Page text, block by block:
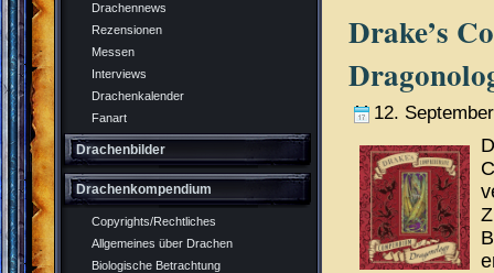
Drachennews
Rezensionen
Messen
Interviews
Drachenkalender
Fanart
Drachenbilder
Drachenkompendium
Copyrights/Rechtliches
Allgemeines über Drachen
Biologische Betrachtung
Drake’s
12.